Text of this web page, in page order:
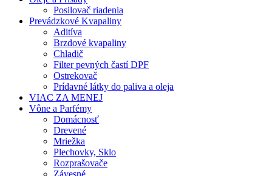
Posilovač riadenia
Prevádzkové Kvapaliny
Aditíva
Brzdové kvapaliny
Chladič
Filter pevných častí DPF
Ostrekovač
Prídavné látky do paliva a oleja
VIAC ZA MENEJ
Vône a Parfémy
Domácnosť
Drevené
Mriežka
Plechovky, Sklo
Rozprašovače
Závesné